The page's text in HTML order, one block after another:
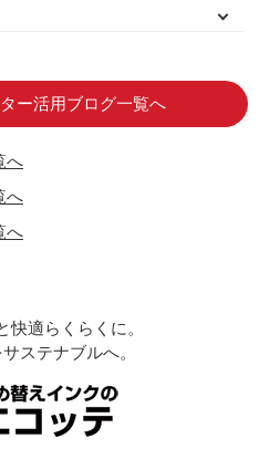
ー活用ブログ一覧へ
へ
へ
へ
快適らくらくに。
ステナブルへ。